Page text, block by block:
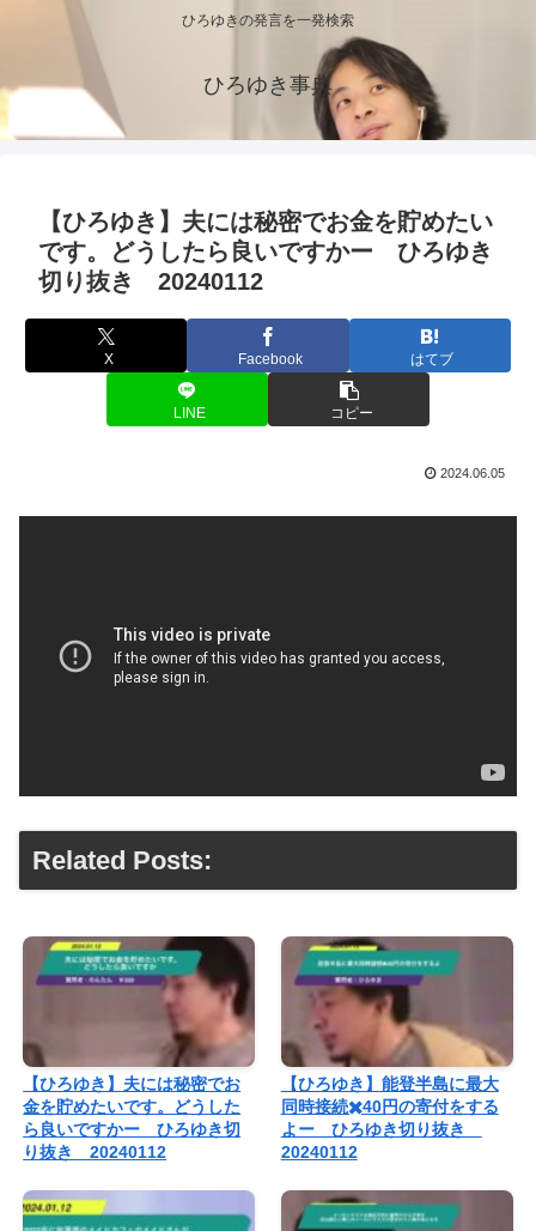
ひろゆきの発言を一発検索
ひろゆき事典
【ひろゆき】夫には秘密でお金を貯めたい
です。どうしたら良いですかー ひろゆき
切り抜き 20240112
X Facebook はてブ
LINE コピー
2024.06.05
Related Posts:
【ひろゆき】夫には秘密でお
金を貯めたいです。どうした
ら良いですかー ひろゆき切
り抜き 20240112
【ひろゆき】能登半島に最大
同時接続✖️40円の寄付をする
よー ひろゆき切り抜き
20240112